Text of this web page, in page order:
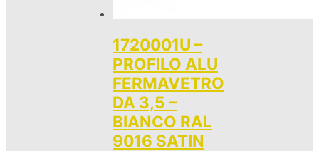
1720001U –
PROFILO ALU
FERMAVETRO
DA 3,5 –
BIANCO RAL
9016 SATIN